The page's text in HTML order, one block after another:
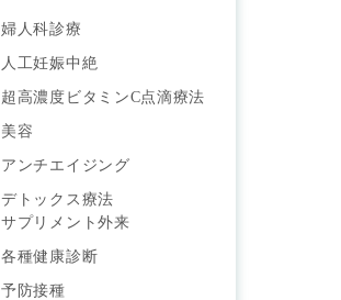
婦人科診療
人工妊娠中絶
超高濃度ビタミンC点滴療法
美容
アンチエイジング
デトックス療法
サプリメント外来
各種健康診断
予防接種